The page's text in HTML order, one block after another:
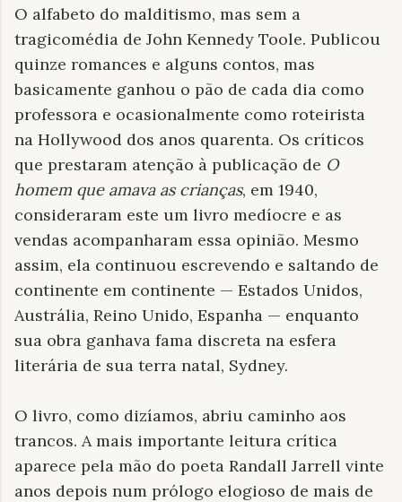
O alfabeto do malditismo, mas sem a
tragicomédia de John Kennedy Toole. Publicou
quinze romances e alguns contos, mas
basicamente ganhou o pão de cada dia como
professora e ocasionalmente como roteirista
na Hollywood dos anos quarenta. Os críticos
que prestaram atenção à publicação de O
homem que amava as crianças, em 1940,
consideraram este um livro medíocre e as
vendas acompanharam essa opinião. Mesmo
assim, ela continuou escrevendo e saltando de
continente em continente — Estados Unidos,
Austrália, Reino Unido, Espanha — enquanto
sua obra ganhava fama discreta na esfera
literária de sua terra natal, Sydney.
O livro, como dizíamos, abriu caminho aos
trancos. A mais importante leitura crítica
aparece pela mão do poeta Randall Jarrell vinte
anos depois num prólogo elogioso de mais de